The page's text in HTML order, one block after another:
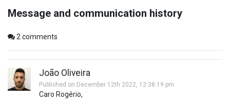
Message and communication history
2 comments
João Oliveira
Published on December 12th 2022, 12:38:19 pm
Caro Rogério,